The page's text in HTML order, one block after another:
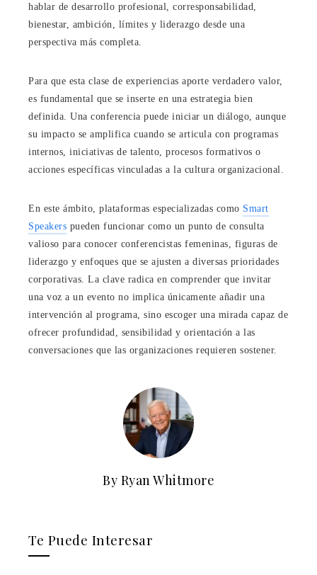
hablar de desarrollo profesional, corresponsabilidad,
bienestar, ambición, límites y liderazgo desde una
perspectiva más completa.
Para que esta clase de experiencias aporte verdadero valor,
es fundamental que se inserte en una estrategia bien
definida. Una conferencia puede iniciar un diálogo, aunque
su impacto se amplifica cuando se articula con programas
internos, iniciativas de talento, procesos formativos o
acciones específicas vinculadas a la cultura organizacional.
En este ámbito, plataformas especializadas como Smart
Speakers pueden funcionar como un punto de consulta
valioso para conocer conferencistas femeninas, figuras de
liderazgo y enfoques que se ajusten a diversas prioridades
corporativas. La clave radica en comprender que invitar
una voz a un evento no implica únicamente añadir una
intervención al programa, sino escoger una mirada capaz de
ofrecer profundidad, sensibilidad y orientación a las
conversaciones que las organizaciones requieren sostener.
By Ryan Whitmore
Te Puede Interesar